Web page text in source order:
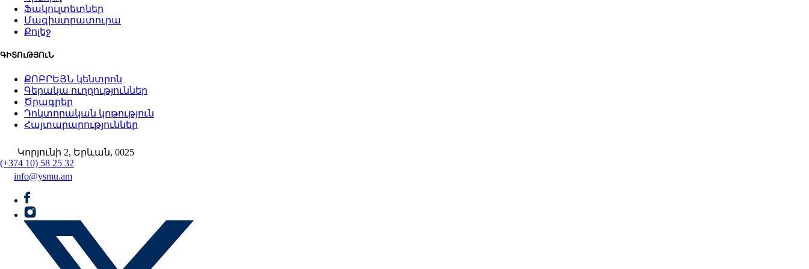
Ֆակուլտետներ
Մագիստրատուրա
Քոլեջ
ԳԻՏՈւԹՅՈւՆ
ՔՈԲՐԵՅՆ կենտրոն
Գերակա ուղղություններ
Ծրագրեր
Դոկտորական կրթություն
Հայտարարություններ
Կորյունի 2, Երևան, 0025
(+374 10) 58 25 32
info@ysmu.am